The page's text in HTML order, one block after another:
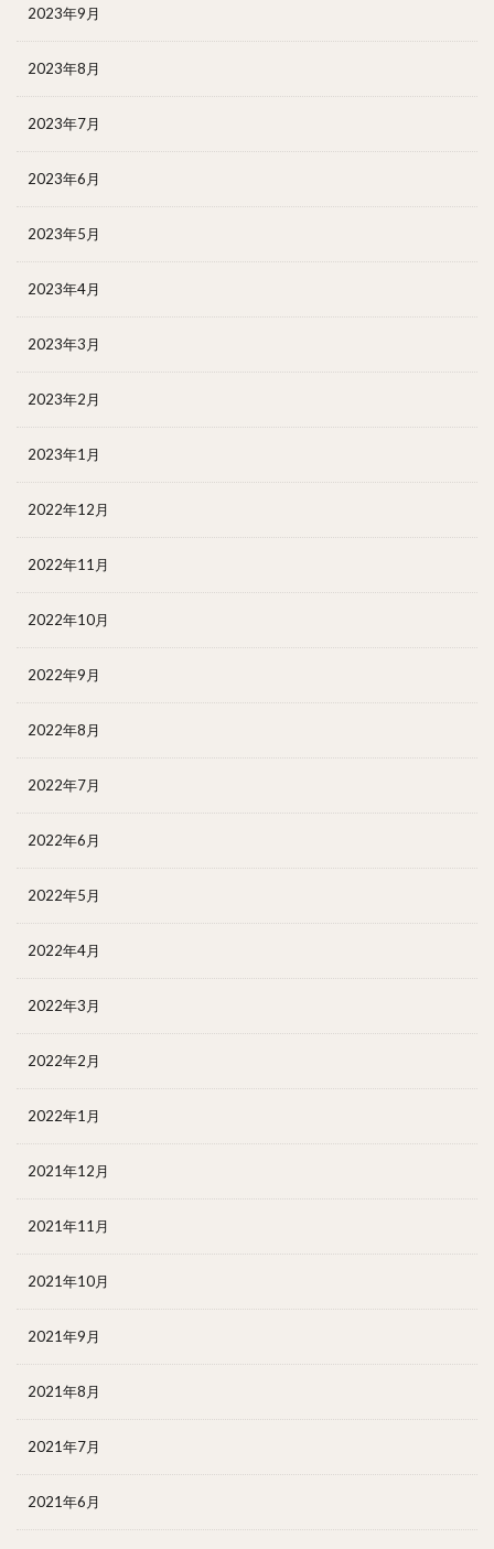
2023年9月
2023年8月
2023年7月
2023年6月
2023年5月
2023年4月
2023年3月
2023年2月
2023年1月
2022年12月
2022年11月
2022年10月
2022年9月
2022年8月
2022年7月
2022年6月
2022年5月
2022年4月
2022年3月
2022年2月
2022年1月
2021年12月
2021年11月
2021年10月
2021年9月
2021年8月
2021年7月
2021年6月